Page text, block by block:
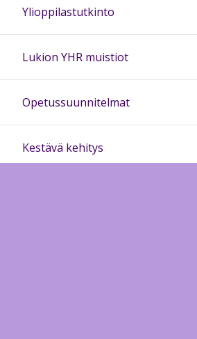
Ylioppilastutkinto
Lukion YHR muistiot
Opetussuunnitelmat
Kestävä kehitys